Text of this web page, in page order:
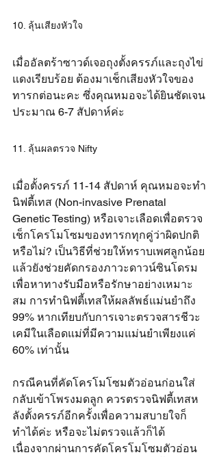
10. ลุ้นเสียงหัวใจ
เมื่ออัลตร้าซาวด์เจอถุงตั้งครรภ์และถุงไข่
แดงเรียบร้อย ต้องมาเช็กเสียงหัวใจของ
ทารกต่อนะคะ ซึ่งคุณหมอจะได้ยินชัดเจน
ประมาณ 6-7 สัปดาห์ค่ะ
11. ลุ้นผลตรวจ Nifty
เมื่อตั้งครรภ์ 11-14 สัปดาห์ คุณหมอจะทำ
นิฟตี้เทส (Non-invasive Prenatal
Genetic Testing) หรือเจาะเลือดเพื่อตรวจ
เช็กโครโมโซมของทารกทุกคู่ว่าผิดปกติ
หรือไม่? เป็นวิธีที่ช่วยให้ทราบเพศลูกน้อย
แล้วยังช่วยคัดกรองภาวะดาวน์ซินโดรม
เพื่อหาทางรับมือหรือรักษาอย่างเหมาะ
สม การทำนิฟตี้เทสให้ผลลัพธ์แม่นยำถึง
99% หากเทียบกับการเจาะตรวจสารชีวะ
เคมีในเลือดแม่ที่มีความแม่นยำเพียงแค่
60% เท่านั้น
กรณีคนที่คัดโครโมโซมตัวอ่อนก่อนใส่
กลับเข้าโพรงมดลูก ควรตรวจนิฟตี้เทสห
ลังตั้งครรภ์อีกครั้งเพื่อความสบายใจก็
ทำได้ค่ะ หรือจะไม่ตรวจแล้วก็ได้
เนื่องจากผ่านการคัดโครโมโซมตัวอ่อน